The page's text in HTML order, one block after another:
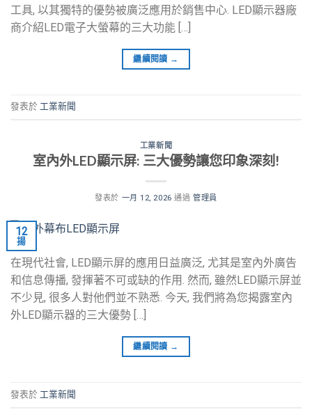
工具, 以其獨特的優勢被廣泛應用於銷售中心. LED顯示器廠
商介紹LED電子大螢幕的三大功能 […]
繼續閱讀 →
發表於 工業新聞
工業新聞
室內外LED顯示屏: 三大優勢讓您印象深刻!
發表於 一月 12, 2026 通過 管理員
12
揚
在現代社會, LED顯示屏的應用日益廣泛, 尤其是室內外廣告
和信息傳播, 發揮著不可或缺的作用. 然而, 雖然LED顯示屏並
不少見, 很多人對他們並不熟悉. 今天, 我們將為您揭露室內
外LED顯示器的三大優勢 […]
繼續閱讀 →
發表於 工業新聞